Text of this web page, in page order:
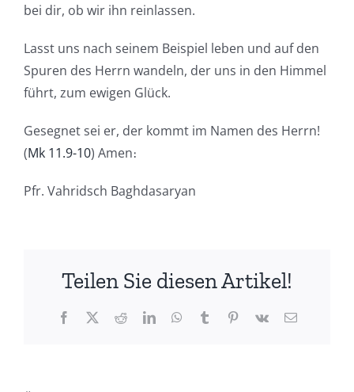
bei dir, ob wir ihn reinlassen.
Lasst uns nach seinem Beispiel leben und auf den
Spuren des Herrn wandeln, der uns in den Himmel
führt, zum ewigen Glück.
Gesegnet sei er, der kommt im Namen des Herrn!
(Mk 11.9-10) Amen։
Pfr. Vahridsch Baghdasaryan
Teilen Sie diesen Artikel!
Facebook
X RedditLinkedInWhatsApp
TumblrPinterest
Vk
E-